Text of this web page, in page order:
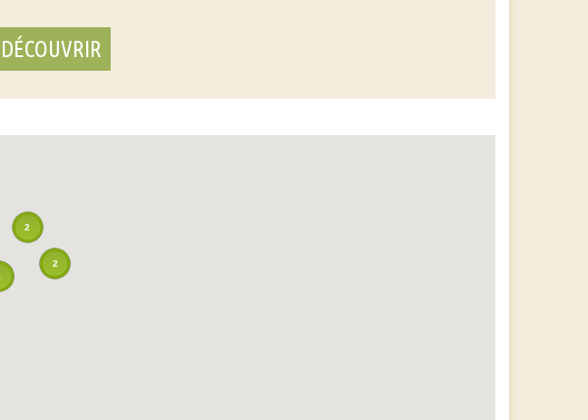
DÉCOUVRIR
2
2